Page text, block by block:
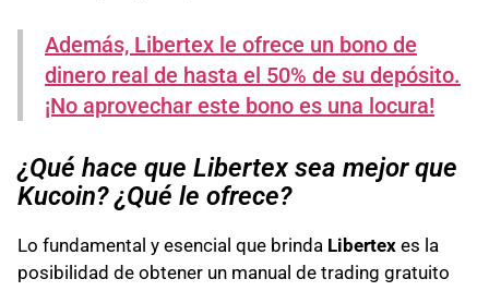
Además, Libertex le ofrece un bono de
dinero real de hasta el 50% de su depósito.
¡No aprovechar este bono es una locura!
¿Qué hace que Libertex sea mejor que
Kucoin? ¿Qué le ofrece?
Lo fundamental y esencial que brinda Libertex es la
posibilidad de obtener un manual de trading gratuito